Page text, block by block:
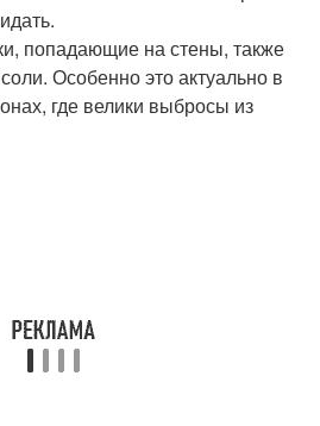
попадающие на стены, также
Особенно это актуально в
где велики выбросы из